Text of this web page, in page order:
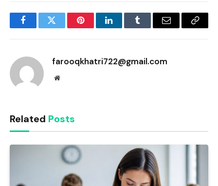
FacebookTwitter PinterestLinkedInTumblr Email
Copy
farooqkhatri722@gmail.com
Website
Related Posts